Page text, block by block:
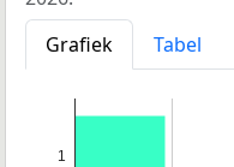
Grafiek
Tabel
1